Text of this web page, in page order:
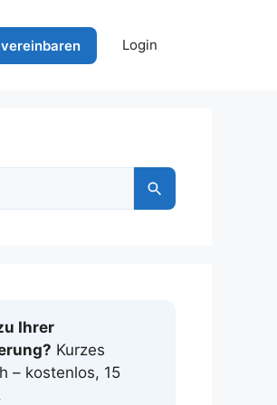
Login
Ihrer
Kurzes
– kostenlos, 15